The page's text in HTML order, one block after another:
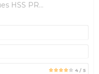
HSS PR...
4 / 5